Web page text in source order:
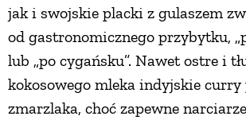
jak i swojskie placki z gulaszem
od gastronomicznego przybytku,
lub „po cygańsku”. Nawet ostre i
kokosowego mleka indyjskie
zmarzlaka, choć zapewne